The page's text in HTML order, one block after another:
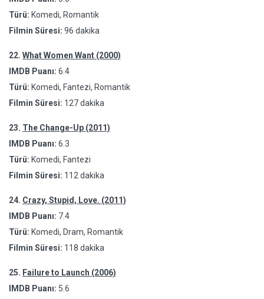
Türü: Komedi, Romantik
Filmin Süresi: 96 dakika
22. What Women Want (2000)
IMDB Puanı: 6.4
Türü: Komedi, Fantezi, Romantik
Filmin Süresi: 127 dakika
23. The Change-Up (2011)
IMDB Puanı: 6.3
Türü: Komedi, Fantezi
Filmin Süresi: 112 dakika
24. Crazy, Stupid, Love. (2011)
IMDB Puanı: 7.4
Türü: Komedi, Dram, Romantik
Filmin Süresi: 118 dakika
25. Failure to Launch (2006)
IMDB Puanı: 5.6